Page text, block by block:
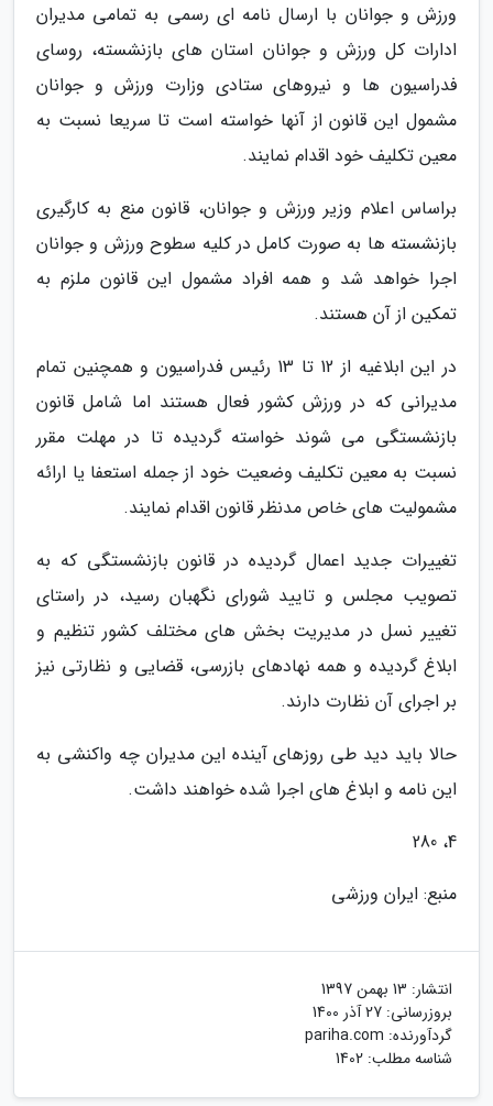
ورزش و جوانان با ارسال نامه ای رسمی به تمامی مدیران
ادارات کل ورزش و جوانان استان های بازنشسته، روسای
فدراسیون ها و نیروهای ستادی وزارت ورزش و جوانان
مشمول این قانون از آنها خواسته است تا سریعا نسبت به
معین تکلیف خود اقدام نمایند.
براساس اعلام وزیر ورزش و جوانان، قانون منع به کارگیری
بازنشسته ها به صورت کامل در کلیه سطوح ورزش و جوانان
اجرا خواهد شد و همه افراد مشمول این قانون ملزم به
تمکین از آن هستند.
در این ابلاغیه از 12 تا 13 رئیس فدراسیون و همچنین تمام
مدیرانی که در ورزش کشور فعال هستند اما شامل قانون
بازنشستگی می شوند خواسته گردیده تا در مهلت مقرر
نسبت به معین تکلیف وضعیت خود از جمله استعفا یا ارائه
مشمولیت های خاص مدنظر قانون اقدام نمایند.
تغییرات جدید اعمال گردیده در قانون بازنشستگی که به
تصویب مجلس و تایید شورای نگهبان رسید، در راستای
تغییر نسل در مدیریت بخش های مختلف کشور تنظیم و
ابلاغ گردیده و همه نهادهای بازرسی، قضایی و نظارتی نیز
بر اجرای آن نظارت دارند.
حالا باید دید طی روزهای آینده این مدیران چه واکنشی به
این نامه و ابلاغ های اجرا شده خواهند داشت.
4، 280
منبع: ایران ورزشی
انتشار: 13 بهمن 1397
بروزرسانی: 27 آذر 1400
گردآورنده: pariha.com
شناسه مطلب: 1402